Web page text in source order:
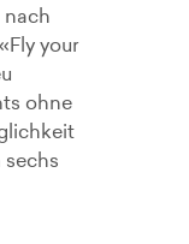
nach
your
ohne
sechs